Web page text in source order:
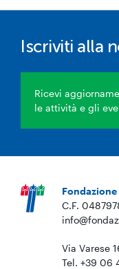
Iscriviti alla
Ricevi
le attività e gli
Fondazione
C.F.
Via Varese
Tel. +39 06